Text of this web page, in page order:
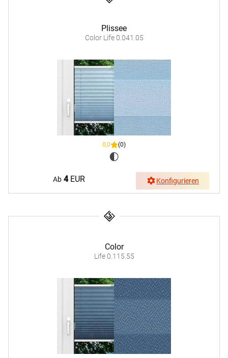
Plissee
Color Life 0.041.05
0,0 (0)
Ab 4EUR Konfigurieren
Color
Life 0.115.55